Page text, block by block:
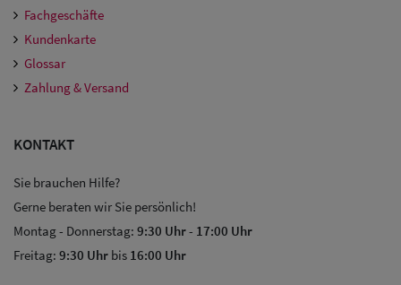
Fachgeschäfte
Kundenkarte
Glossar
Zahlung & Versand
KONTAKT
Sie brauchen Hilfe?
Gerne beraten wir Sie persönlich!
Montag - Donnerstag: 9:30 Uhr- 17:00 Uhr
Freitag: 9:30 Uhr bis 16:00 Uhr